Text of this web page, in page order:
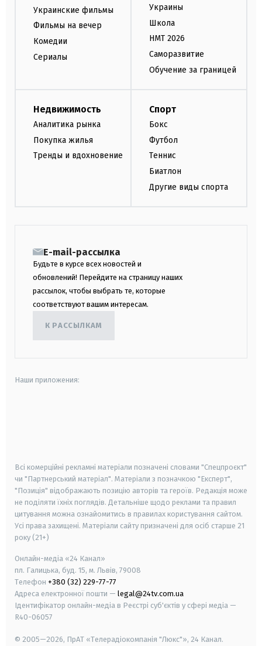
Украинские фильмы
Фильмы на вечер
Комедии
Сериалы
Украины
Школа
НМТ 2026
Саморазвитие
Обучение за границей
Недвижимость
Аналитика рынка
Покупка жилья
Тренды и вдохновение
Спорт
Бокс
Футбол
Теннис
Биатлон
Другие виды спорта
E-mail-рассылка
Будьте в курсе всех новостей и
обновлений! Перейдите на страницу наших
рассылок, чтобы выбрать те, которые
соответствуют вашим интересам.
К РАССЫЛКАМ
Наши приложения:
Всі комерційні рекламні матеріали позначені словами "Спецпроєкт"
чи "Партнерський матеріал". Матеріали з позначкою "Експерт",
"Позиція" відображають позицію авторів та героїв. Редакція може
не поділяти їхніх поглядів. Детальніше щодо реклами та правил
цитування можна ознайомитись в правилах користування сайтом.
Усі права захищені. Матеріали сайту призначені для осіб старше 21
року (21+)
Онлайн-медіа «24 Канал»
пл. Галицька, буд. 15, м. Львів, 79008
Телефон +380 (32) 229-77-77
Адреса електронної пошти — legal@24tv.com.ua
Ідентифікатор онлайн-медіа в Реєстрі суб'єктів у сфері медіа —
R40-06057
© 2005—2026, ПрАТ «Телерадіокомпанія "Люкс"», 24 Канал.